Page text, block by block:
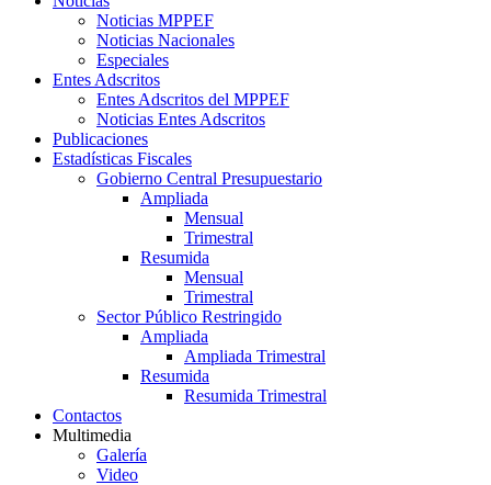
Noticias MPPEF
Noticias Nacionales
Especiales
Entes Adscritos
Entes Adscritos del MPPEF
Noticias Entes Adscritos
Publicaciones
Estadísticas Fiscales
Gobierno Central Presupuestario
Ampliada
Mensual
Trimestral
Resumida
Mensual
Trimestral
Sector Público Restringido
Ampliada
Ampliada Trimestral
Resumida
Resumida Trimestral
Contactos
Multimedia
Galería
Video